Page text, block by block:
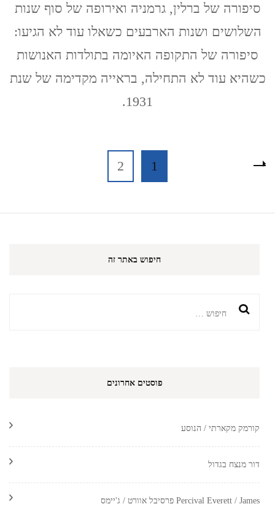
קסטנר
אל
סיפורה של ברלין, גרמניה ואירופה של סוף שנות
השלושים ושנות הארבעים כשאלו עוד לא הגיעו:
סיפורה של התקופה האיומה בתולדות האנושות
כשהיא עוד לא התחילה, בראייה מקדימה של שנת
1931.
Posts
עמוד1 עמוד
2
חיפוש באתר זה
חיפוש:
פוסטים אחרונים
קורמק מקארתי / הנוסע
דור מנצח בגדול
Percival Everett / James פרסיבל אוורט / ג'יימס